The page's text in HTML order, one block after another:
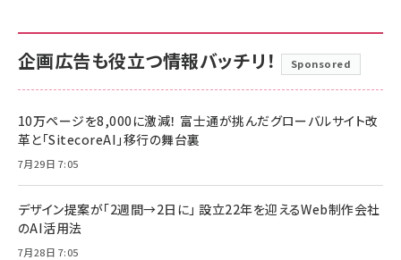
企画広告も役立つ情報バッチリ！ Sponsored
10万ページを8,000に激減！ 富士通が挑んだグローバルサイト改
革と「SitecoreAI」移行の舞台裏
7月29日 7:05
デザイン提案が「2週間→2日に」 設立22年を迎えるWeb制作会社
のAI活用法
7月28日 7:05